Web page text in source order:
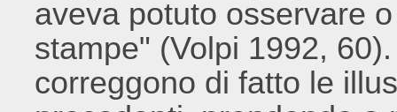
aveva potuto osservare
stampe" (Volpi 1992,
correggono di fatto le